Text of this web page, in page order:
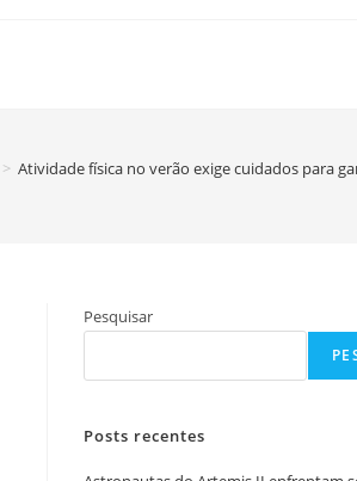
> Atividade física no verão exige cuidados para
Pesquisar
Posts recentes